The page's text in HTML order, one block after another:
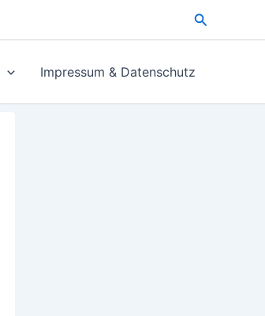
Suchen
Impressum & Datenschutz